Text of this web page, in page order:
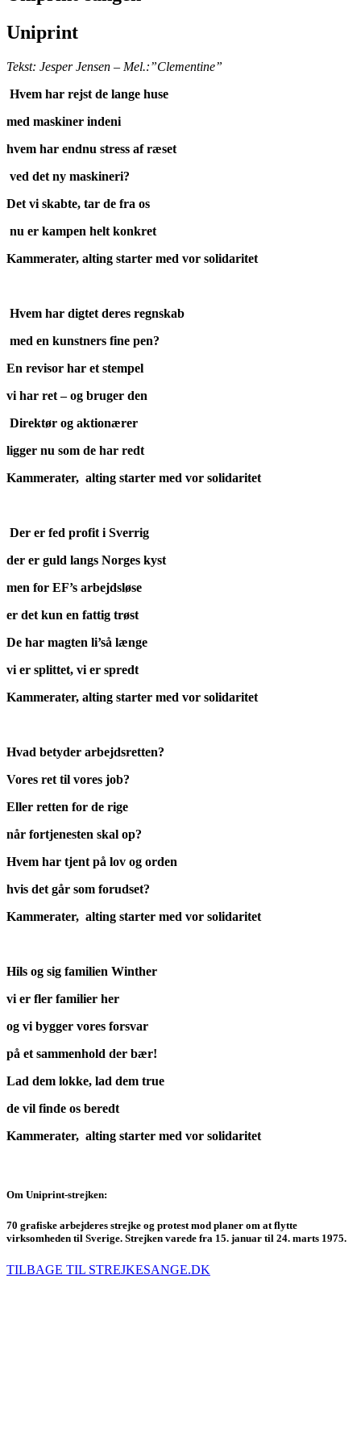
Uniprint
Tekst: Jesper Jensen – Mel.:”Clementine”
Hvem har rejst de lange huse
med maskiner indeni
hvem har endnu stress af ræset
ved det ny maskineri?
Det vi skabte, tar de fra os
nu er kampen helt konkret
Kammerater, alting starter med vor solidaritet
Hvem har digtet deres regnskab
med en kunstners fine pen?
En revisor har et stempel
vi har ret – og bruger den
Direktør og aktionærer
ligger nu som de har redt
Kammerater, alting starter med vor solidaritet
Der er fed profit i Sverrig
der er guld langs Norges kyst
men for EF’s arbejdsløse
er det kun en fattig trøst
De har magten li’så længe
vi er splittet, vi er spredt
Kammerater, alting starter med vor solidaritet
Hvad betyder arbejdsretten?
Vores ret til vores job?
Eller retten for de rige
når fortjenesten skal op?
Hvem har tjent på lov og orden
hvis det går som forudset?
Kammerater, alting starter med vor solidaritet
Hils og sig familien Winther
vi er fler familier her
og vi bygger vores forsvar
på et sammenhold der bær!
Lad dem lokke, lad dem true
de vil finde os beredt
Kammerater, alting starter med vor solidaritet
Om Uniprint-strejken:
70 grafiske arbejderes strejke og protest mod planer om at flytte
virksomheden til Sverige. Strejken varede fra 15. januar til 24. marts 1975.
TILBAGE TIL STREJKESANGE.DK